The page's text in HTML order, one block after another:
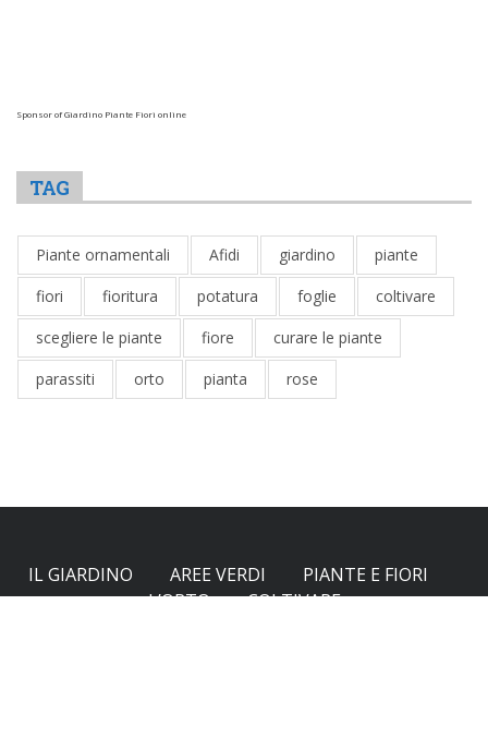
Sponsor of Giardino Piante Fiori online
TAG
Piante ornamentali Afidi giardino
piante
fiori
fioritura potatura foglie
coltivare
scegliere le piante
fiore
curare le piante
parassiti
orto pianta rose
IL GIARDINO AREE VERDI
PIANTE E FIORI
L’ORTO
COLTIVARE